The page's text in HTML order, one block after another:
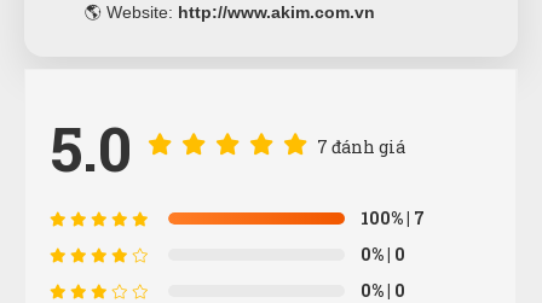
🌎 Website: http://www.akim.com.vn
5.0 7 đánh giá
100%| 7
0%| 0
0%| 0